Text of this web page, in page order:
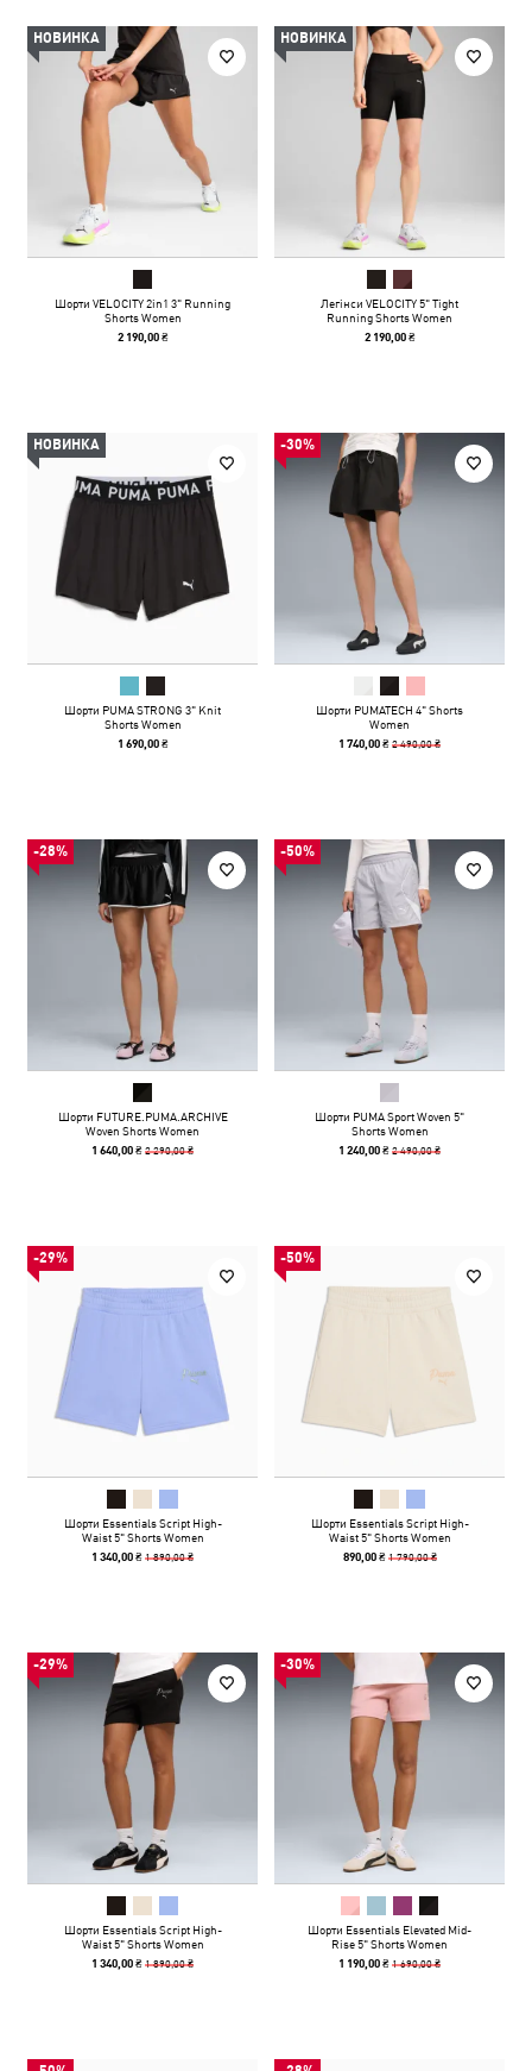
НОВИНКА
Шорти VELOCITY 2in1 3" Running
Shorts Women
2 190,00 ₴
НОВИНКА
Легінси VELOCITY 5" Tight
Running Shorts Women
2 190,00 ₴
НОВИНКА
Шорти PUMA STRONG 3" Knit
Shorts Women
1 690,00 ₴
-30%
Шорти PUMATECH 4" Shorts
Women
1 740,00 ₴2 490,00 ₴
-28%
Шорти FUTURE.PUMA.ARCHIVE
Woven Shorts Women
1 640,00 ₴2 290,00 ₴
-50%
Шорти PUMA Sport Woven 5"
Shorts Women
1 240,00 ₴2 490,00 ₴
-29%
Шорти Essentials Script High-
Waist 5" Shorts Women
1 340,00 ₴1 890,00 ₴
-50%
Шорти Essentials Script High-
Waist 5" Shorts Women
890,00 ₴ 1 790,00 ₴
-29%
Шорти Essentials Script High-
Waist 5" Shorts Women
1 340,00 ₴1 890,00 ₴
-30%
Шорти Essentials Elevated Mid-
Rise 5" Shorts Women
1 190,00 ₴1 690,00 ₴